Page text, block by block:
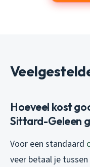
Hoeveel kost
Sittard-Geleen
Voor een standaard
veer betaal je tussen